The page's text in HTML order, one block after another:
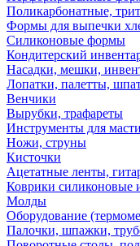
Поликарбонатные,
Формы для выпечки
Силиконовые формы
Кондитерский
Насадки, мешки,
Лопатки, палетты,
Венчики
Вырубки, трафареты
Инструменты для
Ножи, струны
Кисточки
Ацетатные ленты,
Коврики силиконовые
Молды
Оборудование
Палочки, шпажки,